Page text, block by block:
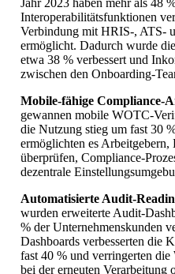
Jahr 2023 haben mehr als 48
Interoperabilitätsfunktionen
Verbindung mit HRIS-, ATS-
ermöglicht. Dadurch wurde
etwa 38 % verbessert und
zwischen den Onboarding-
Mobile-fähige Compliance-
gewannen mobile WOTC-
die Nutzung stieg um fast 30
ermöglichten es Arbeitgebern,
überprüfen, Compliance-
dezentrale
Automatisierte Audit-
wurden erweiterte Audit-
% der Unternehmenskunden
Dashboards verbesserten die
fast 40 % und verringerten
bei der erneuten